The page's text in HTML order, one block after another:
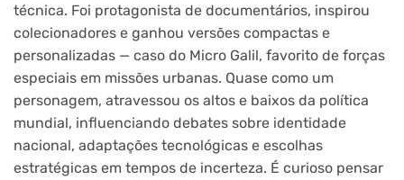
técnica. Foi protagonista de documentários, inspirou
colecionadores e ganhou versões compactas e
personalizadas — caso do Micro Galil, favorito de forças
especiais em missões urbanas. Quase como um
personagem, atravessou os altos e baixos da política
mundial, influenciando debates sobre identidade
nacional, adaptações tecnológicas e escolhas
estratégicas em tempos de incerteza. É curioso pensar